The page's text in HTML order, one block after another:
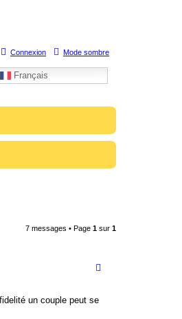
Mode sombre
Connexion
Français
avancée
7 messages • Page 1 sur 1
un couple peut se